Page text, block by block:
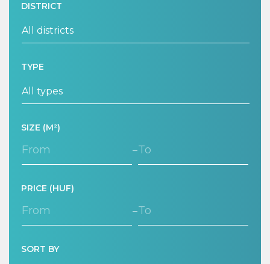
DISTRICT
TYPE
SIZE (M²)
–
PRICE (HUF)
–
SORT BY